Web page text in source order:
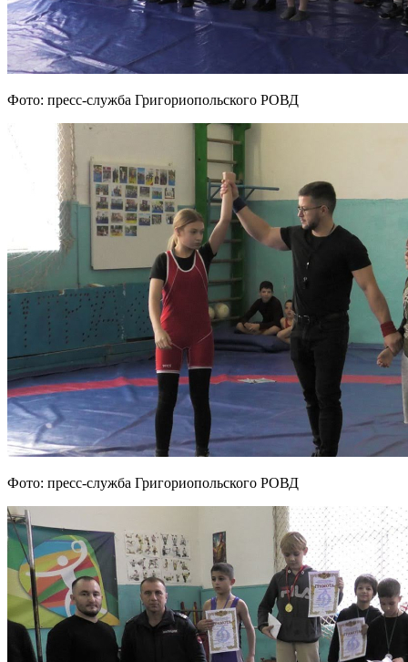
Фото: пресс-служба Григориопольского РОВД
Фото: пресс-служба Григориопольского РОВД